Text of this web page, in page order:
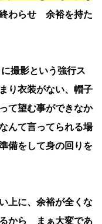
わらせ 余裕を持た
撮影という強行ス
り衣装がない、帽子
て望む事ができなか
んて言ってられる場
備をして身の回りを
上に、余裕が全くな
るから まぁ大変であ